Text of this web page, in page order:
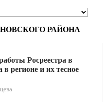
РАЙОНА
Росреестра в
в регионе и их тесное